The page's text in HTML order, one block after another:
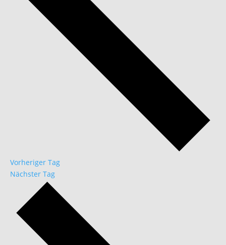
Vorheriger Tag
Nächster Tag